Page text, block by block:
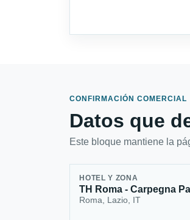
CONFIRMACIÓN COMERCIAL
Datos que
Este bloque mantiene la
HOTEL Y ZONA
TH Roma - Carpegna
Roma, Lazio, IT